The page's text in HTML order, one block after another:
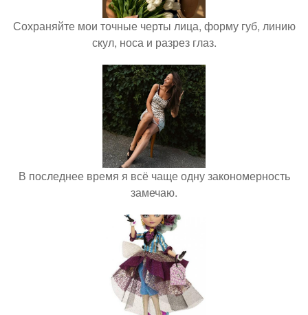
Сохраняйте мои точные черты лица, форму губ, линию
скул, носа и разрез глаз.
В последнее время я всё чаще одну закономерность
замечаю.